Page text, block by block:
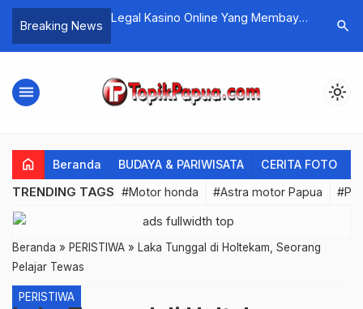
Breaking News
Legal Kasino Online Yang Membayar
search
menu light_mode
home Beranda BUDAYA & PARIWISATA CERITA FOTO
TRENDING TAGS #Motor honda #Astra motor Papua
Beranda » PERISTIWA » Laka Tunggal di Holtekam, Seorang
Pelajar Tewas
PERISTIWA